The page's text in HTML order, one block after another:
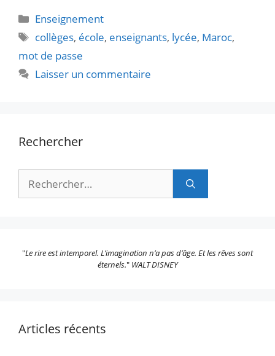
Catégories
Enseignement
Étiquettes
collèges, école, enseignants, lycée, Maroc,
mot de passe
Laisser un commentaire
Rechercher
Rechercher :
"Le rire est intemporel. L’imagination n’a pas d’âge. Et les rêves sont
éternels." WALT DISNEY
Articles récents